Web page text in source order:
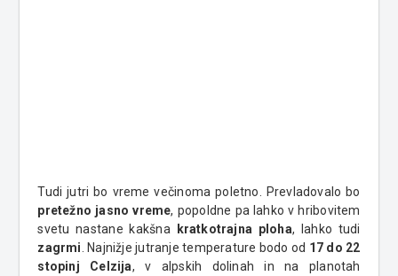
Tudi jutri bo vreme večinoma poletno. Prevladovalo bo
pretežno jasno vreme, popoldne pa lahko v hribovitem
svetu nastane kakšna
kratkotrajna ploha, lahko tudi
zagrmi
. Najnižje jutranje temperature bodo od 17 do 22
stopinj Celzija, v alpskih dolinah in na planotah